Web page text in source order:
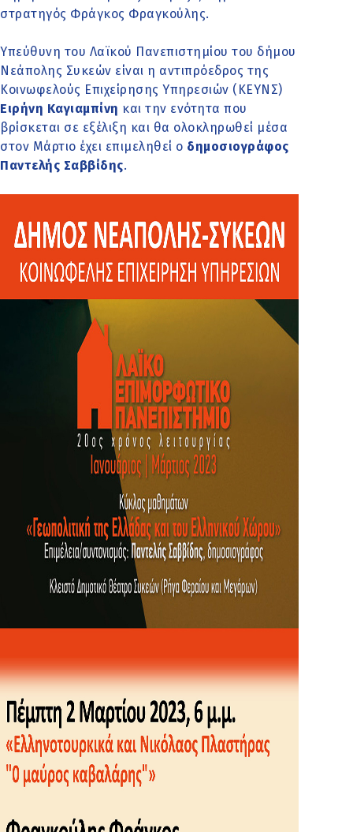
στρατηγός Φράγκος Φραγκούλης.
Υπεύθυνη του Λαϊκού Πανεπιστημίου του δήμου
Νεάπολης Συκεών είναι η αντιπρόεδρος της
Κοινωφελούς Επιχείρησης Υπηρεσιών (ΚΕΥΝΣ)
Ειρήνη Καγιαμπίνη και την ενότητα που
βρίσκεται σε εξέλιξη και θα ολοκληρωθεί μέσα
στον Μάρτιο έχει επιμεληθεί ο δημοσιογράφος
Παντελής Σαββίδης.